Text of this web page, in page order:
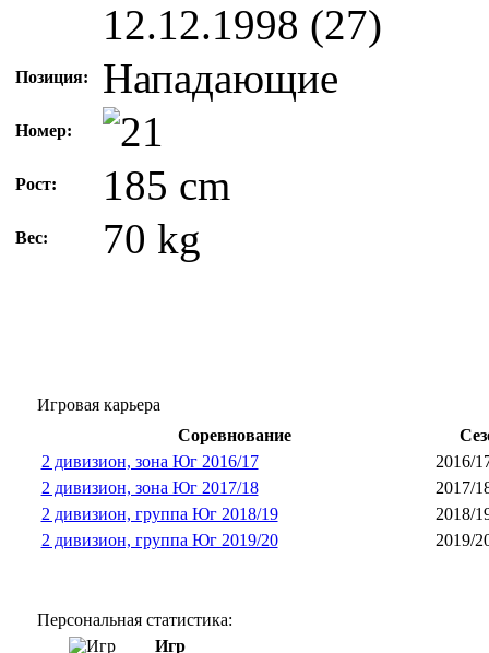
12.12.1998 (27)
Позиция: Нападающие
Номер:
Рост: 185 cm
Вес: 70 kg
Игровая карьера
Соревнование
2 дивизион, зона Юг 2016/17
2016/
2 дивизион, зона Юг 2017/18
2017/
2 дивизион, группа Юг 2018/19
2018/
2 дивизион, группа Юг 2019/20
2019/
Персональная статистика:
Игр